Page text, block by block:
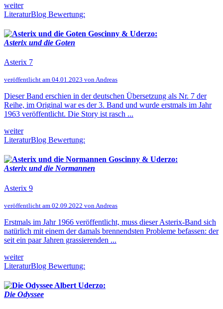
weiter
LiteraturBlog Bewertung:
Goscinny & Uderzo:
Asterix und die Goten
Asterix 7
veröffentlicht am 04.01.2023 von Andreas
Dieser Band erschien in der deutschen Übersetzung als Nr. 7 der
Reihe, im Original war es der 3. Band und wurde erstmals im Jahr
1963 veröffentlicht. Die Story ist rasch ...
weiter
LiteraturBlog Bewertung:
Goscinny & Uderzo:
Asterix und die Normannen
Asterix 9
veröffentlicht am 02.09.2022 von Andreas
Erstmals im Jahr 1966 veröffentlicht, muss dieser Asterix-Band sich
natürlich mit einem der damals brennendsten Probleme befassen: der
seit ein paar Jahren grassierenden ...
weiter
LiteraturBlog Bewertung:
Albert Uderzo:
Die Odyssee